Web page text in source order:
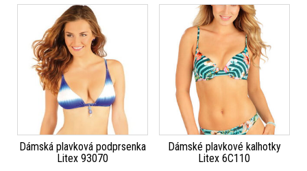
Dámská plavková podprsenka
Litex 93070
Dámské plavkové kalhotky
Litex 6C110